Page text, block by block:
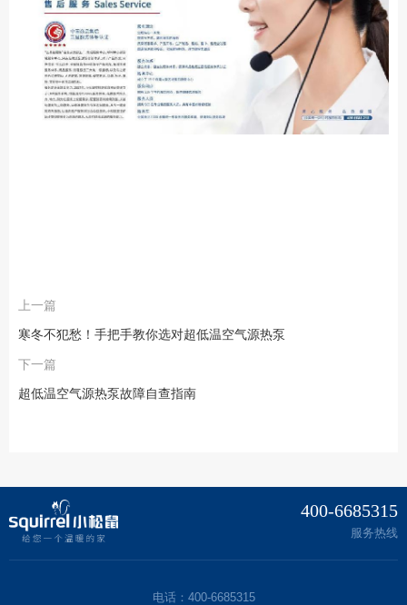
上一篇
寒冬不犯愁！手把手教你选对超低温空气源热泵
下一篇
超低温空气源热泵故障自查指南
400-6685315
服务热线
电话：400-6685315